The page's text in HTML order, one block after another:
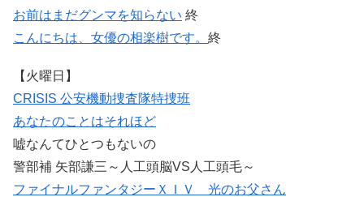
お前はまだグンマを知らない 終
こんにちは、女優の相楽樹です。 終
【火曜日】
CRISIS 公安機動捜査隊特捜班
あなたのことはそれほど
嘘なんてひとつもないの
警部補 矢部謙三～人工頭脳VS人工頭毛～
ファイナルファンタジーＸＩＶ 光のお父さん